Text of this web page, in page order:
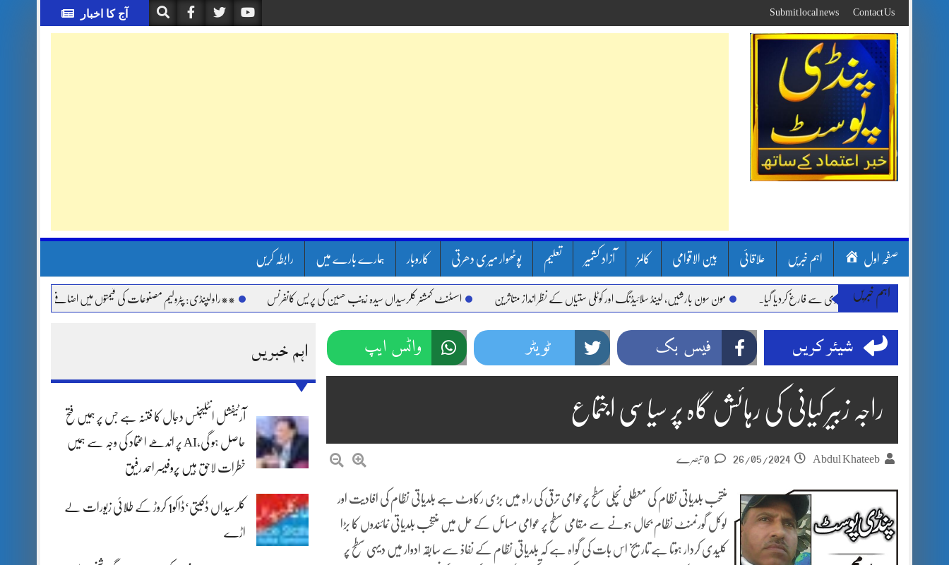
to
content
آج کا اخبار Contact Us
Submit local news
صفحہ اول اہم خبریں علاقائی بین الاقوامی کالمز آزاد کشمیر تعلیم پوٹھوار میری دھرتی کاروبار ہمارے بارے میں رابطہ کریں
اہم خبریں مون سون بارشیں، لینڈ سلائیڈنگ اور کوٹلی ستیاں کے نظر انداز متاثرین اسسٹنٹ کمشنر کلرسیداں سیدہ زینب حسین کی پریس کانفرنس **راولپنڈی: پٹرولیم مصنوعات کی قیمتوں میں اضافے اور مہنگائی کے خلاف
اہم خبریں
آرٹیفشل انٹلیجنس دجال کا فتنہ ہے جس پر ہمیں فتح
حاصل ہو گی،AI پر اندھے اعتماد کی وجہ سے ہمیں
خطرات لاحق ہیں پروفیسر احمد رفیق
کلرسیداں ڈکیتی‘ڈاکو1 کروڑ کے طلائی زیورات لے
اڑے
شیئر کریں فیس بک ٹویٹر واٹس ایپ
راجہ زبیر کیانی کی رہائش گاہ پر سیاسی اجتماع
Abdul Khateeb
26/05/2024
منتحب بلدیاتی نظام کی معطلی نچلی سطح پرعوامی ترقی کی راہ میں بڑی رکاوٹ ہے بلدیاتی نظام کی افادیت اور
لوکل گورنمنٹ نظام بحال ہونے سے مقامی سطح پر عوامی مسائل کے حل میں منتخب بلدیاتی نمائندوں کا بڑا
کلیدی کردار ہوتا ہے تاریخ اس بات کی گواہ ہے کہ بلدیاتی نظام کے نفاذ سے سابقہ ادوار میں دیہی سطح پر